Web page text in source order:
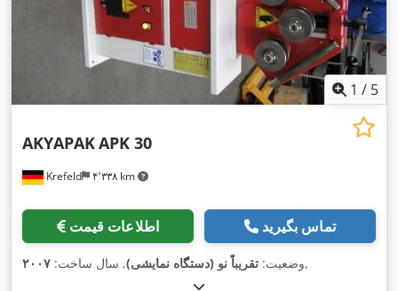
1 / 5
Krefeld ۴٬۳۳۸ km
AKYAPAKAPK 30
اطلاعات قیمت تماس بگیرید
وضعیت: تقریباً نو (دستگاه نمایشی), سال ساخت: ۲۰۰۷ ,